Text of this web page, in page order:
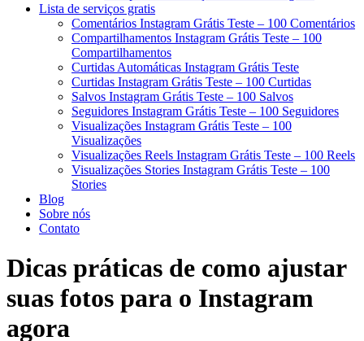
Lista de serviços gratis
Comentários Instagram Grátis Teste – 100 Comentários
Compartilhamentos Instagram Grátis Teste – 100
Compartilhamentos
Curtidas Automáticas Instagram Grátis Teste
Curtidas Instagram Grátis Teste – 100 Curtidas
Salvos Instagram Grátis Teste – 100 Salvos
Seguidores Instagram Grátis Teste – 100 Seguidores
Visualizações Instagram Grátis Teste – 100
Visualizações
Visualizações Reels Instagram Grátis Teste – 100 Reels
Visualizações Stories Instagram Grátis Teste – 100
Stories
Blog
Sobre nós
Contato
Dicas práticas de como ajustar
suas fotos para o Instagram
agora